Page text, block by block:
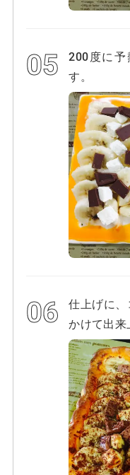
200度に予
す。
仕上げに
かけて出